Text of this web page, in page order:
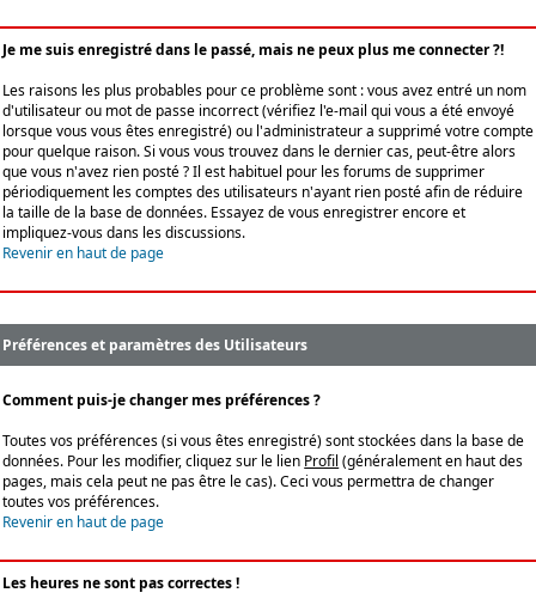
Je me suis enregistré dans le passé, mais ne peux plus me connecter ?!
Les raisons les plus probables pour ce problème sont : vous avez entré un nom
d'utilisateur ou mot de passe incorrect (vérifiez l'e-mail qui vous a été envoyé
lorsque vous vous êtes enregistré) ou l'administrateur a supprimé votre compte
pour quelque raison. Si vous vous trouvez dans le dernier cas, peut-être alors
que vous n'avez rien posté ? Il est habituel pour les forums de supprimer
périodiquement les comptes des utilisateurs n'ayant rien posté afin de réduire
la taille de la base de données. Essayez de vous enregistrer encore et
impliquez-vous dans les discussions.
Revenir en haut de page
Préférences et paramètres des Utilisateurs
Comment puis-je changer mes préférences ?
Toutes vos préférences (si vous êtes enregistré) sont stockées dans la base de
données. Pour les modifier, cliquez sur le lien Profil (généralement en haut des
pages, mais cela peut ne pas être le cas). Ceci vous permettra de changer
toutes vos préférences.
Revenir en haut de page
Les heures ne sont pas correctes !